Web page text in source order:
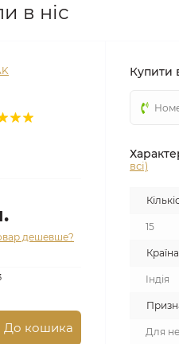
в ніс
дешевше?
До кошика
Купити
всі)
15
Індія
Для